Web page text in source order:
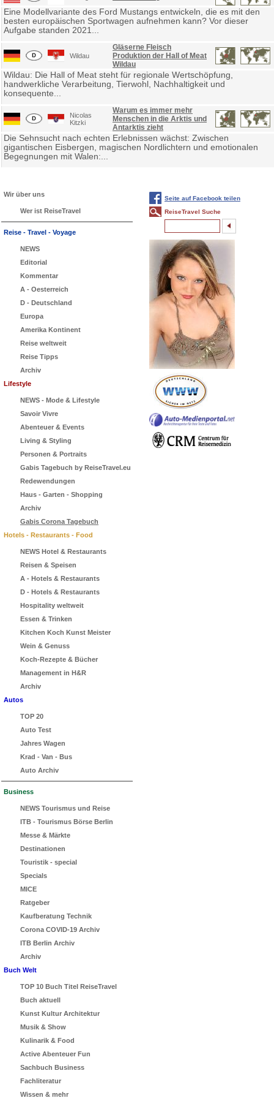
Eine Modellvariante des Ford Mustangs entwickeln, die es mit den
besten europäischen Sportwagen aufnehmen kann? Vor dieser
Aufgabe standen 2021...
Wildau
Gläserne Fleisch
Produktion der Hall of Meat
Wildau
Wildau: Die Hall of Meat steht für regionale Wertschöpfung,
handwerkliche Verarbeitung, Tierwohl, Nachhaltigkeit und
konsequente...
Nicolas
Kitzki
Warum es immer mehr
Menschen in die Arktis und
Antarktis zieht
Die Sehnsucht nach echten Erlebnissen wächst: Zwischen
gigantischen Eisbergen, magischen Nordlichtern und emotionalen
Begegnungen mit Walen:...
Wir über uns
Wer ist ReiseTravel
Reise - Travel - Voyage
NEWS
Editorial
Kommentar
A - Oesterreich
D - Deutschland
Europa
Amerika Kontinent
Reise weltweit
Reise Tipps
Archiv
Lifestyle
NEWS - Mode & Lifestyle
Savoir Vivre
Abenteuer & Events
Living & Styling
Personen & Portraits
Gabis Tagebuch by ReiseTravel.eu
Redewendungen
Haus - Garten - Shopping
Archiv
Gabis Corona Tagebuch
Hotels - Restaurants - Food
NEWS Hotel & Restaurants
Reisen & Speisen
A - Hotels & Restaurants
D - Hotels & Restaurants
Hospitality weltweit
Essen & Trinken
Kitchen Koch Kunst Meister
Wein & Genuss
Koch-Rezepte & Bücher
Management in H&R
Archiv
Autos
TOP 20
Auto Test
Jahres Wagen
Krad - Van - Bus
Auto Archiv
Business
NEWS Tourismus und Reise
ITB - Tourismus Börse Berlin
Messe & Märkte
Destinationen
Touristik - special
Specials
MICE
Ratgeber
Kaufberatung Technik
Corona COVID-19 Archiv
ITB Berlin Archiv
Archiv
Buch Welt
TOP 10 Buch Titel ReiseTravel
Buch aktuell
Kunst Kultur Architektur
Musik & Show
Kulinarik & Food
Active Abenteuer Fun
Sachbuch Business
Fachliteratur
Wissen & mehr
Seite auf Facebook teilen
ReiseTravel Suche